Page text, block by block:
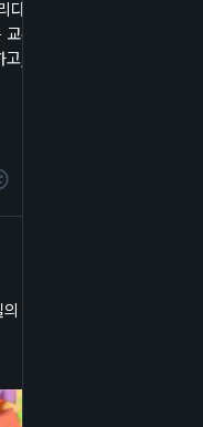
레딧과 트위터, 고대디,
훈은 공개적인 노출이 이
, 증폭시킨다는 것이다.
폭력이 되었나” 완독.